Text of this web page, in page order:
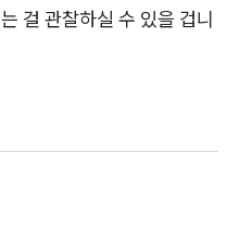
걸 관찰하실 수 있을 겁니